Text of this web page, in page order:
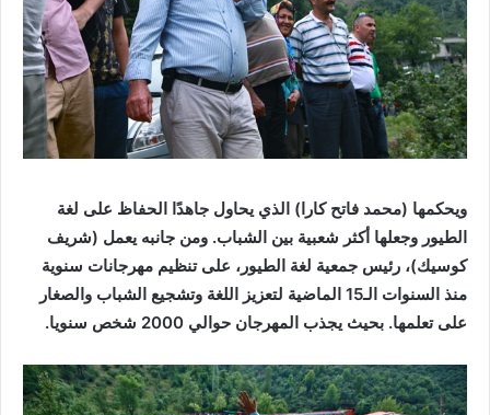
ويحكمها (محمد فاتح كارا) الذي يحاول جاهدًا الحفاظ على لغة
الطيور وجعلها أكثر شعبية بين الشباب. ومن جانبه يعمل (شريف
كوسيك)، رئيس جمعية لغة الطيور، على تنظيم مهرجانات سنوية
منذ السنوات الـ15 الماضية لتعزيز اللغة وتشجيع الشباب والصغار
على تعلمها. بحيث يجذب المهرجان حوالي 2000 شخص سنويا.